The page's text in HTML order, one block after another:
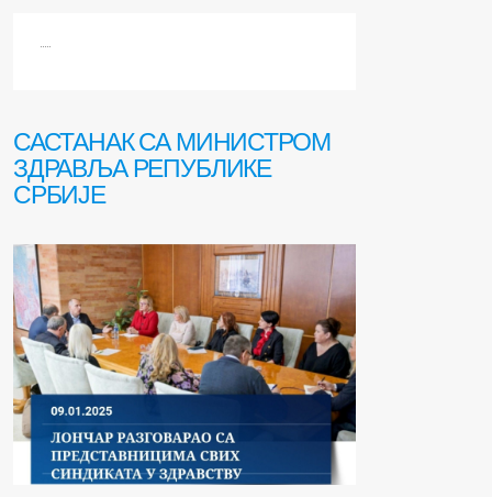
.....
САСТАНАК СА МИНИСТРОМ
ЗДРАВЉА РЕПУБЛИКЕ
СРБИЈЕ